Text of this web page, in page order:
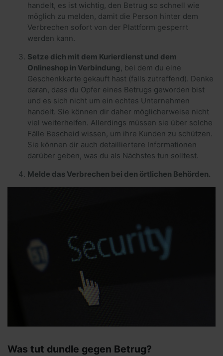
handelt, es ist wichtig, den Betrug so schnell wie
möglich zu melden, damit die Person hinter dem
Verbrechen sofort von der Plattform gesperrt
werden kann.
Setze dich mit dem Kurierdienst und dem
Onlineshop in Verbindung , bei dem du eine
Geschenkkarte gekauft hast (falls zutreffend). Denke
daran, dass du Opfer eines Betrugs geworden bist
und es sich nicht um ein echtes Unternehmen
handelt. Sie können dir daher möglicherweise nicht
viel weiterhelfen. Allerdings müssen sie über solche
Fälle Bescheid wissen, um ihre Kunden zu schützen.
Sie können dir auch detailliertere Informationen
darüber geben, was du als Nächstes tun solltest.
Melde das Verbrechen bei den örtlichen Behörden.
Was tut dundle gegen Betrug?